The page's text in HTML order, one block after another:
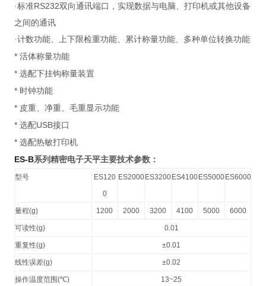
·标准RS232双向通讯端口，实现数据与电脑、打印机或其他设备
之间的通讯
·计数功能、上下限检重功能、累计称量功能、多种单位转换功能
* 活体称量功能
* 选配下挂钩称量装置
* 时钟功能
* 皮重、净重、毛重显示功能
* 选配USB接口
* 选配热敏打印机
ES-B系列精密电子天平主要技术参数：
型号
ES120
0
ES2000 ES3200 ES4100 ES5000 ES6000
量程(g) 1200 2000 3200 4100 5000 6000
可读性(g) 0.01
重复性(g) ±0.01
线性误差(g) ±0.02
操作温度范围(℃) 13~25